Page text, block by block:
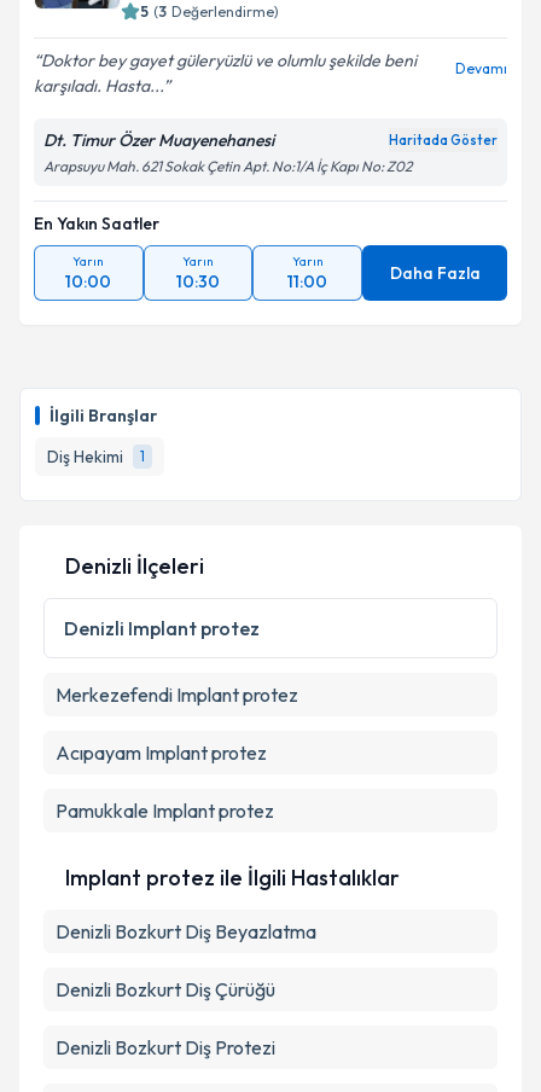
İlgili Branşlar
Diş Hekimi
1
5 (3 Değerlendirme)
Doktor bey gayet güleryüzlü ve olumlu şekilde beni
karşıladı. Hasta...
Devamı
Dt. Timur Özer Muayenehanesi Haritada Göster
Arapsuyu Mah. 621 Sokak Çetin Apt. No:1/A İç Kapı No: Z02
En Yakın Saatler
Yarın
10:00
Yarın
10:30
Yarın
11:00 Daha Fazla
Denizli İlçeleri
Denizli Implant protez
Merkezefendi Implant protez
Acıpayam Implant protez
Pamukkale Implant protez
Implant protez ile İlgili Hastalıklar
Denizli Bozkurt Diş Beyazlatma
Denizli Bozkurt Diş Çürüğü
Denizli Bozkurt Diş Protezi